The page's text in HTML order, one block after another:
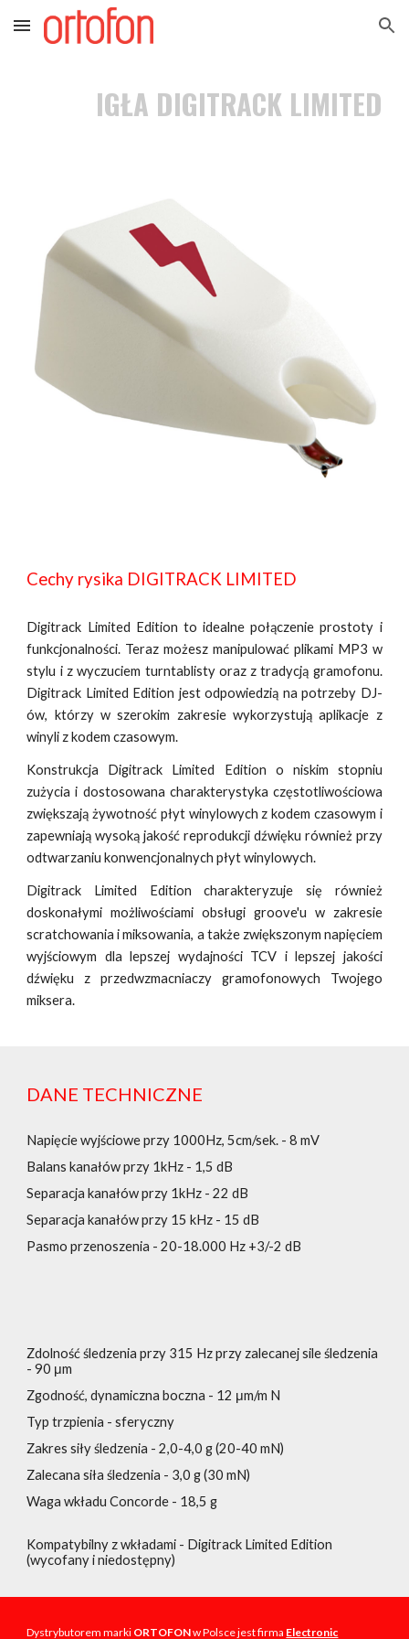
Skip to main content Skip to navigation
IGŁA DIGITRACK LIMITED
Cechy rysika DIGITRACK LIMITED
Digitrack Limited Edition to idealne połączenie prostoty i
funkcjonalności. Teraz możesz manipulować plikami MP3 w
stylu i z wyczuciem turntablisty oraz z tradycją gramofonu.
Digitrack Limited Edition jest odpowiedzią na potrzeby DJ-
ów, którzy w szerokim zakresie wykorzystują aplikacje z
winyli z kodem czasowym.
Konstrukcja Digitrack Limited Edition o niskim stopniu
zużycia i dostosowana charakterystyka częstotliwościowa
zwiększają żywotność płyt winylowych z kodem czasowym i
zapewniają wysoką jakość reprodukcji dźwięku również przy
odtwarzaniu konwencjonalnych płyt winylowych.
Digitrack Limited Edition charakteryzuje się również
doskonałymi możliwościami obsługi groove'u w zakresie
scratchowania i miksowania, a także zwiększonym napięciem
wyjściowym dla lepszej wydajności TCV i lepszej jakości
dźwięku z przedwzmacniaczy gramofonowych Twojego
miksera.
DANE TECHNICZNE
Napięcie wyjściowe przy 1000Hz, 5cm/sek. - 8 mV
Balans kanałów przy 1kHz - 1,5 dB
Separacja kanałów przy 1kHz - 22 dB
Separacja kanałów przy 15 kHz - 15 dB
Pasmo przenoszenia - 20-18.000 Hz +3/-2 dB
Zdolność śledzenia przy 315 Hz przy zalecanej sile śledzenia
- 90 μm
Zgodność, dynamiczna boczna - 12 μm/m N
Typ trzpienia - sferyczny
Zakres siły śledzenia - 2,0-4,0 g (20-40 mN)
Zalecana siła śledzenia - 3,0 g (30 mN)
Waga wkładu Concorde - 18,5 g
Kompatybilny z wkładami - Digitrack Limited Edition
(wycofany i niedostępny)
Dystrybutorem marki ORTOFONw Polsce jest firma Electronic